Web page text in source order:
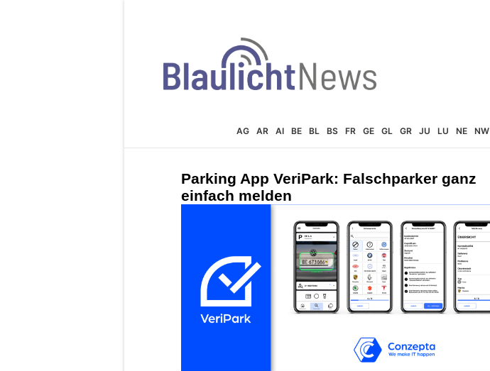
AG AR AI BE BL BS FR GE GL GR JU LU NE NW
Parking App VeriPark: Falschparker ganz
einfach melden